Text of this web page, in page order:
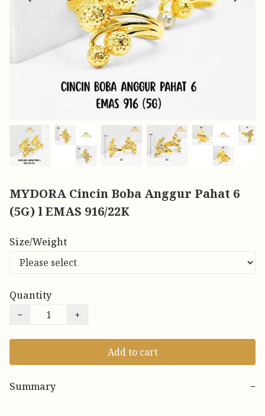
MYDORA Cincin Boba Anggur Pahat 6
(5G) l EMAS 916/22K
Size/Weight
Quantity
−
+
Add to cart
Summary −